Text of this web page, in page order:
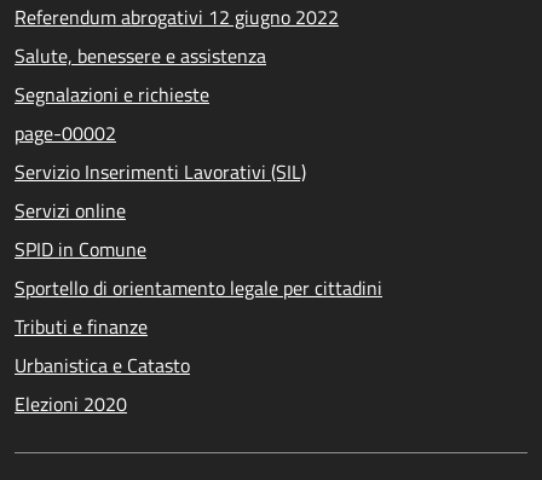
Referendum abrogativi 12 giugno 2022
Salute, benessere e assistenza
Segnalazioni e richieste
page-00002
Servizio Inserimenti Lavorativi (SIL)
Servizi online
SPID in Comune
Sportello di orientamento legale per cittadini
Tributi e finanze
Urbanistica e Catasto
Elezioni 2020